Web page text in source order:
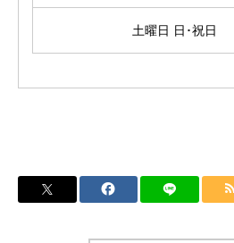
土曜日 日･祝日